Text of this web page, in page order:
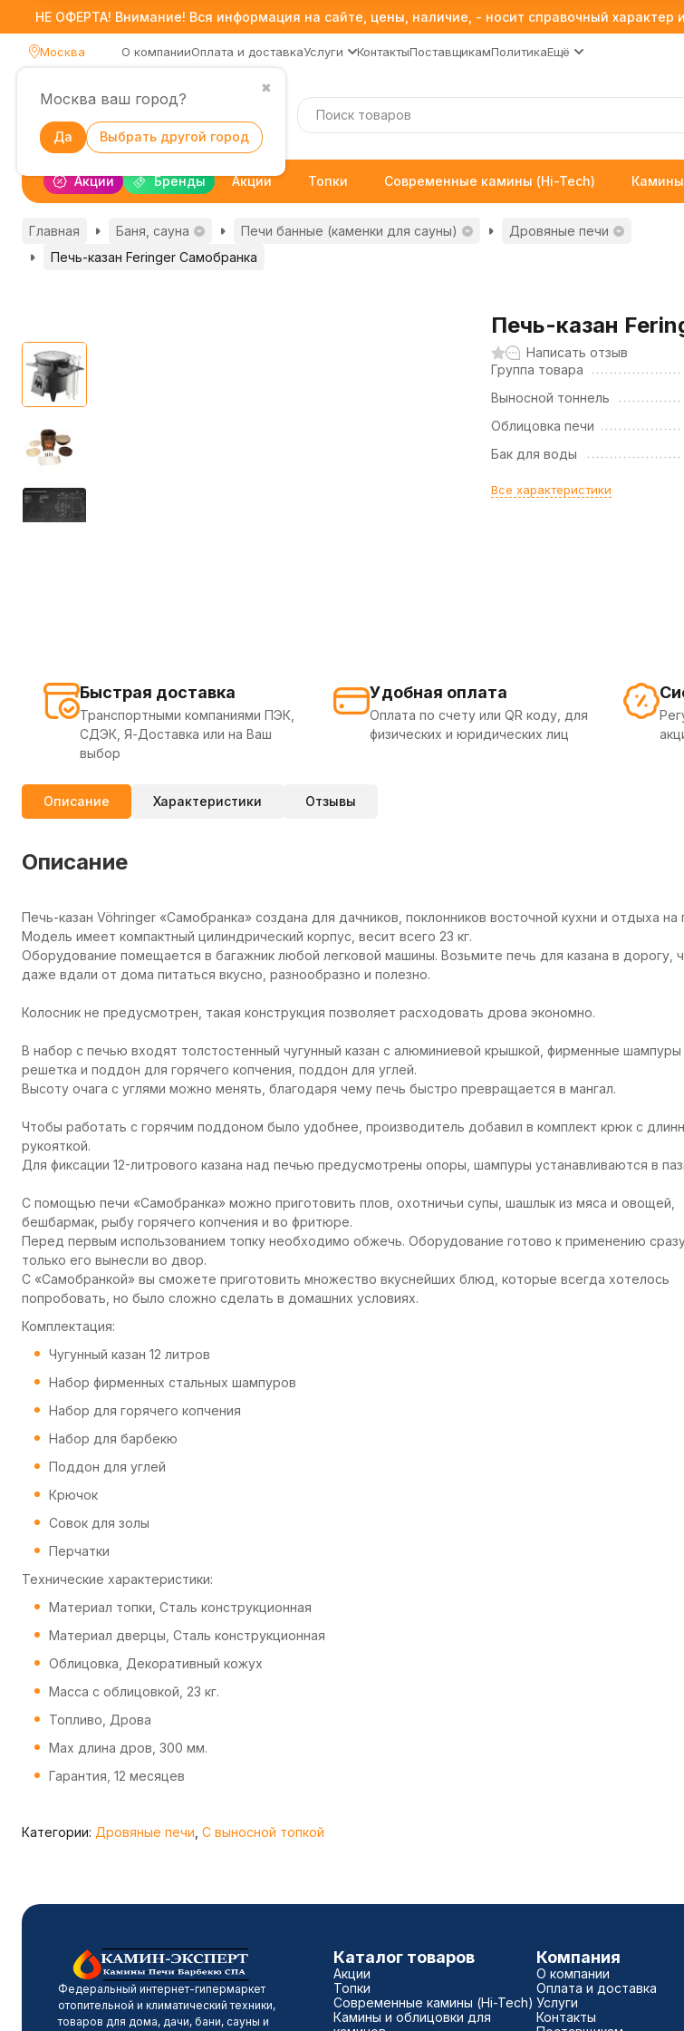
НЕ ОФЕРТА! Внимание! Вся информация на сайте, цены, наличие, - носит справочный
Москва
✖
Москва ваш город?
Да Выбрать другой город
О компанииОплата и доставкаУслуги КонтактыПоставщикамПолитикаЕщё
Акции Бренды Акции Топки Современные камины (Hi-Tech)
Главная Баня, сауна Печи банные (каменки для сауны)
Дровяные печи
Печь-казан Feringer Самобранка
Печь-казан
Написать отзыв
Группа товара
Выносной тоннель
Облицовка печи
Бак для воды
Все характеристики
Быстрая доставка
Транспортными компаниями ПЭК,
СДЭК, Я-Доставка или на Ваш
выбор
Удобная оплата
Оплата по счету или QR коду, для
физических и юридических лиц
Описание Характеристики Отзывы
Описание
Печь-казан Vöhringer «Самобранка» создана для дачников, поклонников восточной кухни и отдыха на
Модель имеет компактный цилиндрический корпус, весит всего 23 кг.
Оборудование помещается в багажник любой легковой машины. Возьмите печь для казана в дорогу,
даже вдали от дома питаться вкусно, разнообразно и полезно.
Колосник не предусмотрен, такая конструкция позволяет расходовать дрова экономно.
В набор с печью входят толстостенный чугунный казан с алюминиевой крышкой, фирменные шампуры
решетка и поддон для горячего копчения, поддон для углей.
Высоту очага с углями можно менять, благодаря чему печь быстро превращается в мангал.
Чтобы работать с горячим поддоном было удобнее, производитель добавил в комплект крюк с
рукояткой.
Для фиксации 12-литрового казана над печью предусмотрены опоры, шампуры устанавливаются в
С помощью печи «Самобранка» можно приготовить плов, охотничьи супы, шашлык из мяса и овощей,
бешбармак, рыбу горячего копчения и во фритюре.
Перед первым использованием топку необходимо обжечь. Оборудование готово к применению
только его вынесли во двор.
С «Самобранкой» вы сможете приготовить множество вкуснейших блюд, которые всегда хотелось
попробовать, но было сложно сделать в домашних условиях.
Комплектация:
Чугунный казан 12 литров
Набор фирменных стальных шампуров
Набор для горячего копчения
Набор для барбекю
Поддон для углей
Крючок
Совок для золы
Перчатки
Технические характеристики:
Материал топки, Сталь конструкционная
Материал дверцы, Сталь конструкционная
Облицовка, Декоративный кожух
Масса с облицовкой, 23 кг.
Топливо, Дрова
Max длина дров, 300 мм.
Гарантия, 12 месяцев
Категории: Дровяные печи С выносной топкой
Федеральный интернет-гипермаркет
отопительной и климатический техники,
товаров для дома, дачи, бани, сауны и
Каталог товаров
Акции
Топки
Современные камины (Hi-Tech)
Камины и облицовки для
Компания
О компании
Оплата и доставка
Услуги
Контакты